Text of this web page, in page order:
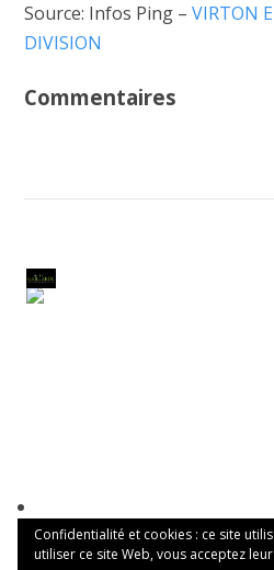
Source: Infos Ping – VIRTON
DIVISION
Commentaires
Confidentialité et cookies : ce site
utiliser ce site Web, vous acceptez